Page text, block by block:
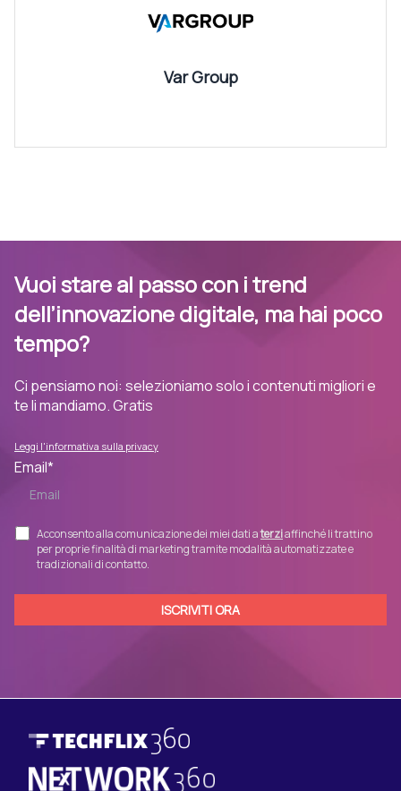
Var Group
Vuoi stare al passo con i trend
dell’innovazione digitale, ma hai poco
tempo?
Ci pensiamo noi: selezioniamo solo i contenuti migliori e
te li mandiamo. Gratis
Leggi l'informativa sulla privacy
Email*
Acconsento alla comunicazione dei miei dati aterziaffinché li trattino
per proprie finalità di marketing tramite modalità automatizzate e
tradizionali di contatto.